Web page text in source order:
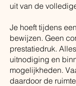
uit van de
Je hoeft tijdens
bewijzen. Geen
prestatiedruk.
uitnodiging en
mogelijkheden.
daardoor de